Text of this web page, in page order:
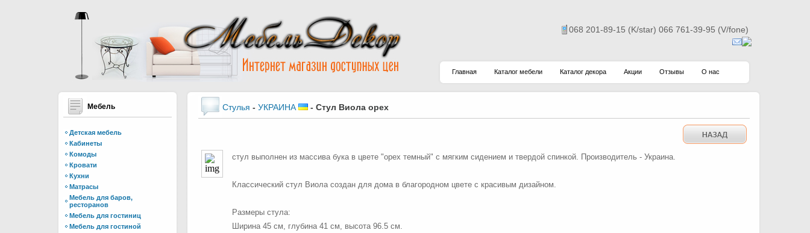
068 201-89-15 (K/star) 066 761-39-95 (V/fone)
Главная Каталог мебели Каталог декора Акции Отзывы О нас
Мебель
Детская мебель
Кабинеты
Комоды
Кровати
Кухни
Матрасы
Мебель для баров,
ресторанов
Мебель для гостиниц
Мебель для гостиной
Стулья - УКРАИНА - Стул Виола орех
стул выполнен из массива бука в цвете "орех темный" с мягким сидением и твердой спинкой. Производитель - Украина.
Классический стул Виола создан для дома в благородном цвете с красивым дизайном.
Размеры стула:
Ширина 45 см, глубина 41 см, высота 96.5 см.